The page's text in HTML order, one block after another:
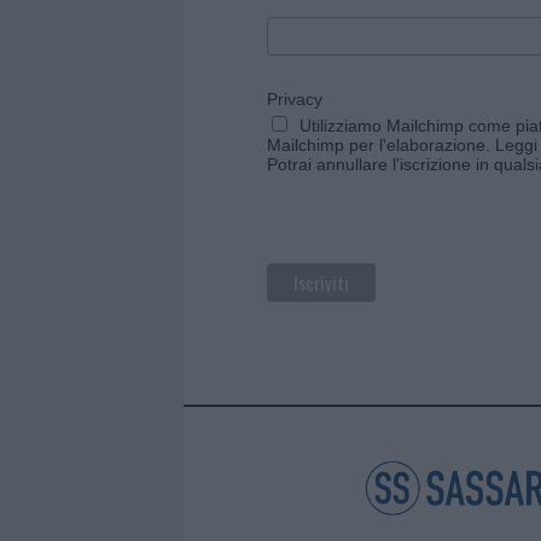
Privacy
Utilizziamo Mailchimp come
Mailchimp per l'elaborazione.
Potrai annullare l'iscrizione in